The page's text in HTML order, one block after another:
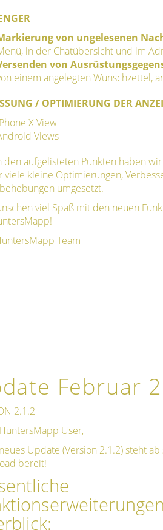
von ungelesenen
in der Chatübersicht und im
von
einem angelegten Wunschzettel,
/ OPTIMIERUNG DER
X View
Views
den aufgelisteten Punkten haben
viele kleine Optimierungen,
umgesetzt.
viel Spaß mit den neuen
Team
Februar
2.1.2
User,
Update (Version 2.1.2) steht
bereit!